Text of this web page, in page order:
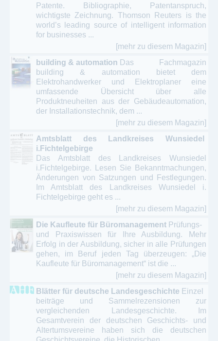
Patente. Bibliographie, Patentanspruch,
wichtigste Zeichnung. Thomson Reuters is the
world’s leading source of intelligent information
for businesses ...
[mehr zu diesem Magazin]
building & automation Das Fachmagazin
building & automation bietet dem
Elektrohandwerker und Elektroplaner eine
umfassende Übersicht über alle
Produktneuheiten aus der Gebäudeautomation,
der Installationstechnik, dem ...
[mehr zu diesem Magazin]
Amtsblatt des Landkreises Wunsiedel
i.Fichtelgebirge
Das Amtsblatt des Landkreises Wunsiedel
i.Fichtelgebirge. Lesen Sie Bekanntmachungen,
Änderungen von Satzungen und Festlegungen.
Im Amtsblatt des Landkreises Wunsiedel i.
Fichtelgebirge geht es ...
[mehr zu diesem Magazin]
Die Kaufleute für Büromanagement Prüfungs-
und Praxiswissen für Ihre Ausbildung. Mehr
Erfolg in der Ausbildung, sicher in alle Prüfungen
gehen, im Beruf jeden Tag überzeugen: „Die
Kaufleute für Büromanagement“ ist die ...
[mehr zu diesem Magazin]
Blätter für deutsche Landesgeschichte Einzel
beiträge und Sammelrezensionen zur
vergleichenden Landesgeschichte. Im
Gesamtverein der deutschen Geschichts- und
Altertumsvereine haben sich die deutschen